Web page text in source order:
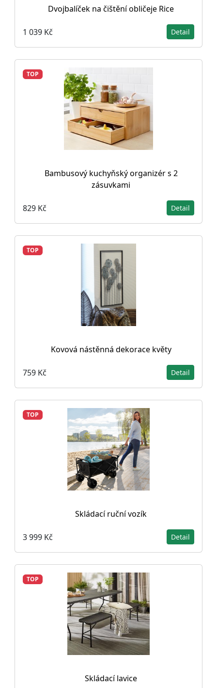
Dvojbalíček na čištění obličeje Rice
1 039 Kč Detail
TOP
Bambusový kuchyňský organizér s 2
zásuvkami
829 Kč Detail
TOP
Kovová nástěnná dekorace květy
759 Kč Detail
TOP
Skládací ruční vozík
3 999 Kč Detail
TOP
Skládací lavice